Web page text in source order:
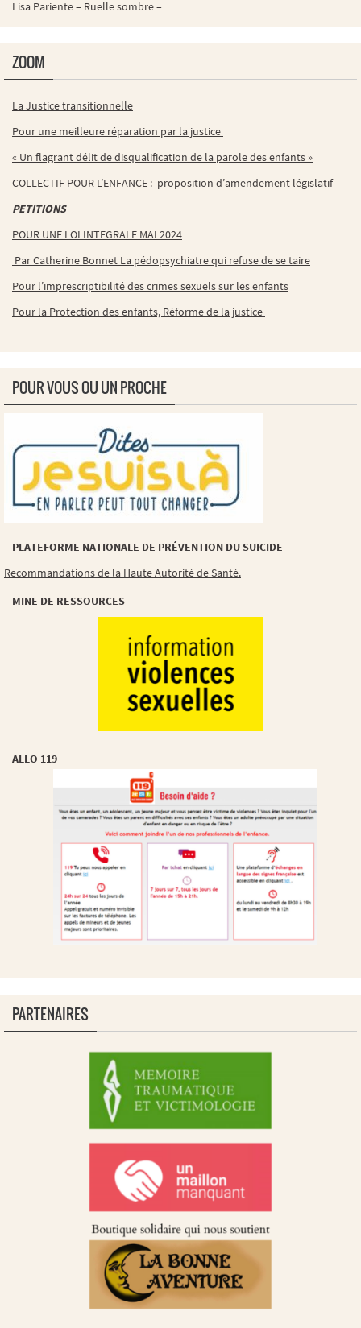
Lisa Pariente – Ruelle sombre –
ZOOM
La Justice transitionnelle
Pour une meilleure réparation par la justice
« Un flagrant délit de disqualification de la parole des enfants »
COLLECTIF POUR L’ENFANCE : proposition d’amendement législatif
PETITIONS
POUR UNE LOI INTEGRALE MAI 2024
Par Catherine Bonnet La pédopsychiatre qui refuse de se taire
Pour l’imprescriptibilité des crimes sexuels sur les enfants
Pour la Protection des enfants, Réforme de la justice
POUR VOUS OU UN PROCHE
PLATEFORME NATIONALE DE PRÉVENTION DU SUICIDE
Recommandations de la Haute Autorité de Santé.
MINE DE RESSOURCES
ALLO 119
PARTENAIRES